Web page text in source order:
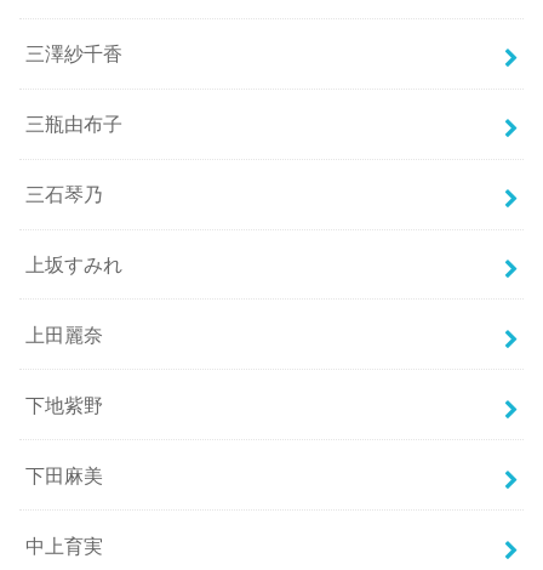
三澤紗千香
三瓶由布子
三石琴乃
上坂すみれ
上田麗奈
下地紫野
下田麻美
中上育実